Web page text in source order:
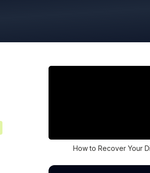
How to Recover Your